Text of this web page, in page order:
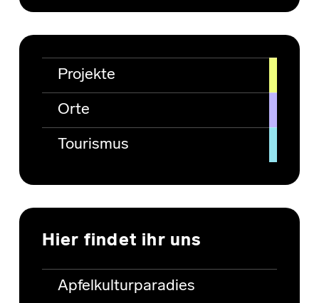
Projekte
Orte
Tourismus
Hier findet ihr uns
Apfelkulturparadies